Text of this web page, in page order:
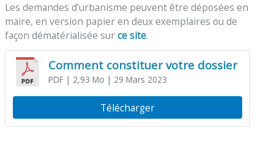
Les demandes d’urbanisme peuvent être déposées en
maire, en version papier en deux exemplaires ou de
façon dématérialisée surce site.
Comment constituer votre dossier
PDF| 2,93 Mo | 29 Mars 2023
Télécharger